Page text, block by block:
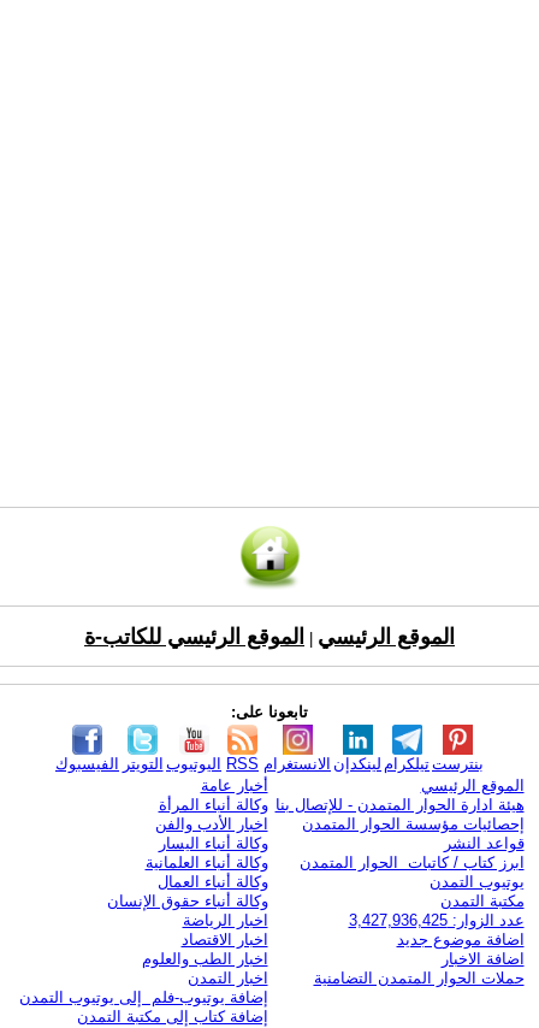
الموقع الرئيسي الموقع الرئيسي للكاتب-ة
تابعونا على:
الفيسبوك التويتر اليوتيوب RSS الانستغرام لينكدإن تيلكرامبنترست
الموقع الرئيسي
هيئة ادارة الحوار المتمدن - للإتصال بنا
إحصائيات مؤسسة الحوار المتمدن
قواعد النشر
ابرز كتاب / كاتبات الحوار المتمدن
يوتيوب التمدن
مكتبة التمدن
عدد الزوار: 3,427,936,425
اضافة موضوع جديد
اضافة الاخبار
حملات الحوار المتمدن التضامنية
أخبار عامة
وكالة أنباء المرأة
اخبار الأدب والفن
وكالة أنباء اليسار
وكالة أنباء العلمانية
وكالة أنباء العمال
وكالة أنباء حقوق الإنسان
اخبار الرياضة
اخبار الاقتصاد
اخبار الطب والعلوم
اخبار التمدن
إضافة يوتيوب-فلم إلى يوتيوب التمدن
إضافة كتاب إلى مكتبة التمدن